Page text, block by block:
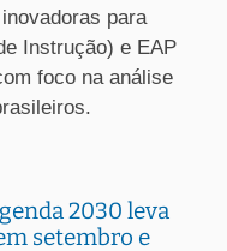
para
Instrução) e EAP
foco na análise
2030 leva
setembro e